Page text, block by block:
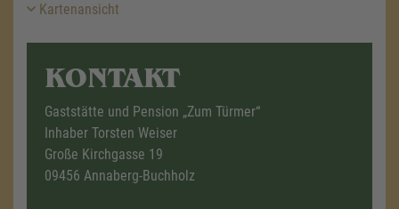
Kartenansicht
KONTAKT
Gaststätte und Pension „Zum Türmer“
Inhaber Torsten Weiser
Große Kirchgasse 19
09456 Annaberg-Buchholz